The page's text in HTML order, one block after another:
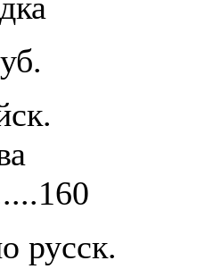
русск.